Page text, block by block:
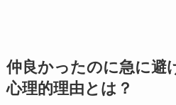
仲良かったのに急に避
心理的理由とは？